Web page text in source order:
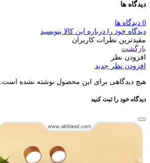
دیدگاه ها
0 دیدگاه ها
دیدگاه خود را درباره این کالا بنویسید
مفیدترین نظرات کاربران
بازگشت
افزودن نظر
افزودن نظر جدید
هیچ دیدگاهی برای این محصول نوشته نشده است.
دیدگاه خود را ثبت کنید